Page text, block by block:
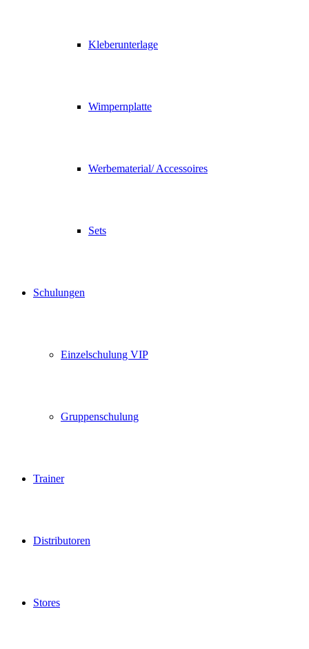
Kleberunterlage
Wimpernplatte
Werbematerial/ Accessoires
Sets
Schulungen
Einzelschulung VIP
Gruppenschulung
Trainer
Distributoren
Stores